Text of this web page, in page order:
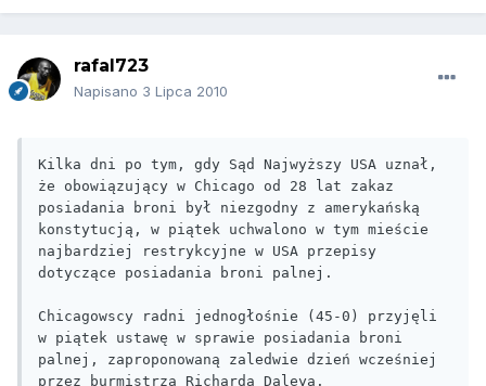
rafal723
Napisano 3 Lipca 2010
Kilka dni po tym, gdy Sąd Najwyższy USA uznał,
że obowiązujący w Chicago od 28 lat zakaz
posiadania broni był niezgodny z amerykańską
konstytucją, w piątek uchwalono w tym mieście
najbardziej restrykcyjne w USA przepisy
dotyczące posiadania broni palnej.
Chicagowscy radni jednogłośnie (45-0) przyjęli
w piątek ustawę w sprawie posiadania broni
palnej, zaproponowaną zaledwie dzień wcześniej
przez burmistrza Richarda Daleya.